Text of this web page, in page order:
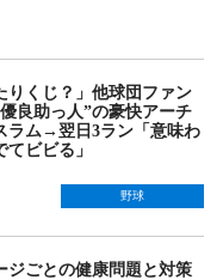
りくじ？」他球団ファン
良助っ人”の豪快アーチ
ム→翌日3ラン「意味わ
ビビる」
野球
ジごとの健康問題と対策